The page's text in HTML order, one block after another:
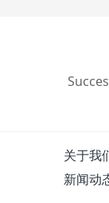
关于我
新闻动